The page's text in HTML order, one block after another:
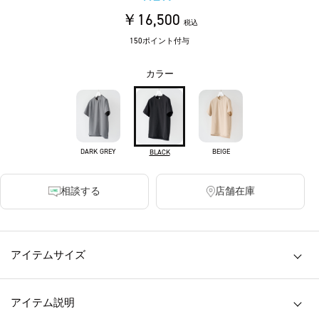
￥16,500 税込
150ポイント付与
カラー
DARK GREY BLACK BEIGE
相談する 店舗在庫
アイテムサイズ
アイテム説明